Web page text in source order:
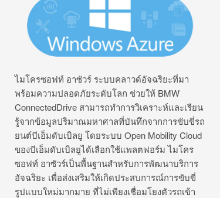
ไมโครซอฟท์ อาซัวร์ ระบบคลาวด์อัจฉริยะที่มา
พร้อมความปลอดภัยระดับโลก ช่วยให้ BMW
ConnectedDrive สามารถทำการวิเคราะห์และเรียน
รู้จากข้อมูลปริมาณมหาศาลที่บันทึกจากการขับขี่รถ
ยนต์บีเอ็มดับเบิลยู โดยระบบ Open Mobility Cloud
ของบีเอ็มดับเบิลยูได้เลือกใช้แพลตฟอร์ม ไมโคร
ซอฟท์ อาซัวร์เป็นพื้นฐานสำหรับการพัฒนาบริการ
อัจฉริยะ เพื่อส่งเสริมให้เกิดประสบการณ์การขับขี่
รูปแบบใหม่มากมาย ที่ไม่เพียงเชื่อมโยงตัวรถเข้า